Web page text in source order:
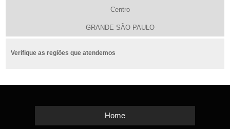
Centro
GRANDE SÃO PAULO
Verifique as regiões que atendemos
Home